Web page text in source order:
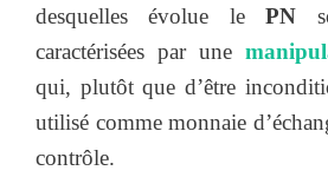
desquelles évolue lePN
caractérisées par une
qui, plutôt que d’être
utilisé comme monnaie
contrôle.